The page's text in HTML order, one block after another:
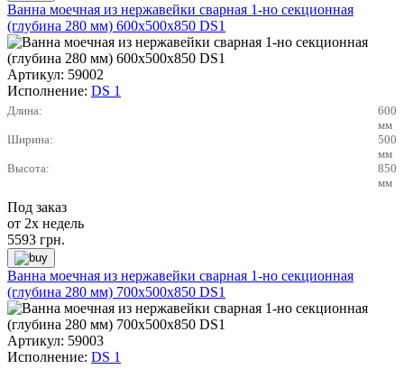
Ванна моечная из нержавейки сварная 1-но секционная
(глубина 280 мм) 600х500х850 DS1
Артикул: 59002
Исполнение: DS 1
Длина:
600
мм
Ширина:
500
мм
Высота:
850
мм
Под заказ
от 2х недель
5593 грн.
Ванна моечная из нержавейки сварная 1-но секционная
(глубина 280 мм) 700х500х850 DS1
Артикул: 59003
Исполнение: DS 1